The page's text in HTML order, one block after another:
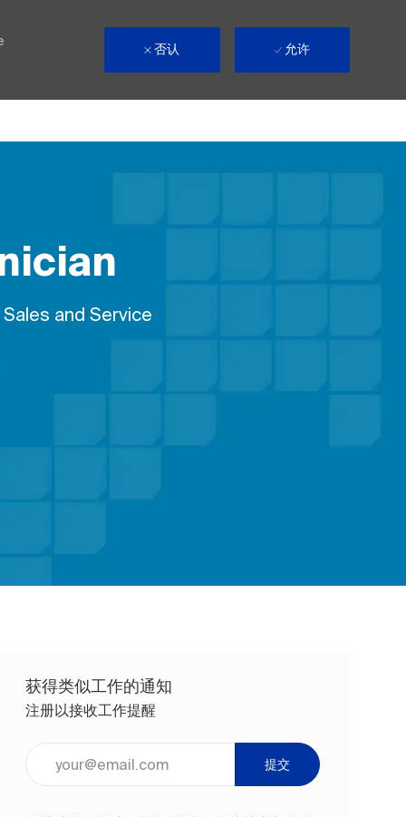
否认 允许
Sales and Service
获得类似工作的通知
注册以接收工作提醒
提交